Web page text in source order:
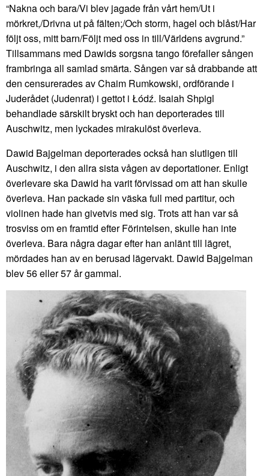
“Nakna och bara/Vi blev jagade från vårt hem/Ut i
mörkret,/Drivna ut på fälten;/Och storm, hagel och blåst/Har
följt oss, mitt barn/Följt med oss in till/Världens avgrund.”
Tillsammans med Dawids sorgsna tango förefaller sången
frambringa all samlad smärta. Sången var så drabbande att
den censurerades av Chaim Rumkowski, ordförande i
Juderådet (Judenrat) i gettot i Łódź. Isaiah Shpigl
behandlade särskilt bryskt och han deporterades till
Auschwitz, men lyckades mirakulöst överleva.
Dawid Bajgelman deporterades också han slutligen till
Auschwitz, i den allra sista vågen av deportationer. Enligt
överlevare ska Dawid ha varit förvissad om att han skulle
överleva. Han packade sin väska full med partitur, och
violinen hade han givetvis med sig. Trots att han var så
trosviss om en framtid efter Förintelsen, skulle han inte
överleva. Bara några dagar efter han anlänt till lägret,
mördades han av en berusad lägervakt. Dawid Bajgelman
blev 56 eller 57 år gammal.